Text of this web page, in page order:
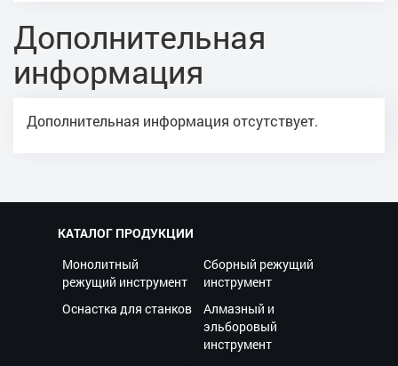
Дополнительная
информация
Дополнительная информация отсутствует.
КАТАЛОГ ПРОДУКЦИИ
Монолитный
режущий инструмент
Сборный режущий
инструмент
Оснастка для станков
Алмазный и
эльборовый
инструмент